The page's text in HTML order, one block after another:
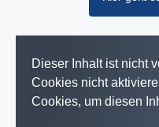
Dieser Inhalt ist nicht
Cookies nicht
Cookies, um diesen